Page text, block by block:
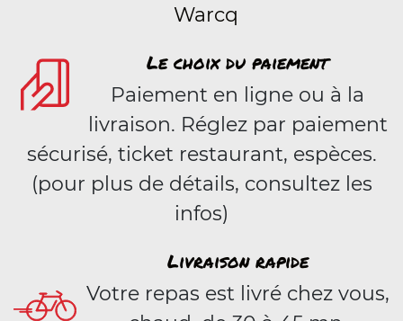
Warcq
Le choix du paiement
Paiement en ligne ou à la
livraison. Réglez par paiement
sécurisé, ticket restaurant, espèces.
(pour plus de détails, consultez les
infos)
Livraison rapide
Votre repas est livré chez vous,